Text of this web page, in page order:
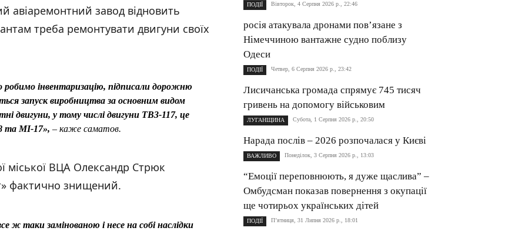
авіаремонтний завод відновить
треба ремонтувати двигуни своїх
робимо інвентаризацію, підписали дорожню
запуск виробництва за основним видом
двигуни, у тому числі двигуни ТВ3-117, це
та МІ-17», – каже саматов.
міської ВЦА Олександр Стрюк
фактично знищений.
ж таки замінованою і несе на собі наслідки
ПОДІЇ Вівторок, 4 Серпня 2026 р., 22:46
росія атакувала дронами пов’язане з
Німеччиною вантажне судно поблизу
Одеси
ПОДІЇ Четвер, 6 Серпня 2026 р., 23:42
Лисичанська громада спрямує 745 тисяч
гривень на допомогу військовим
ЛУГАНЩИНА Субота, 1 Серпня 2026 р., 20:50
Нарада послів – 2026 розпочалася у Києві
ВАЖЛИВО Понеділок, 3 Серпня 2026 р., 13:03
“Емоції переповнюють, я дуже щаслива” –
Омбудсман показав повернення з окупації
ще чотирьох українських дітей
ПОДІЇ П’ятниця, 31 Липня 2026 р., 18:01